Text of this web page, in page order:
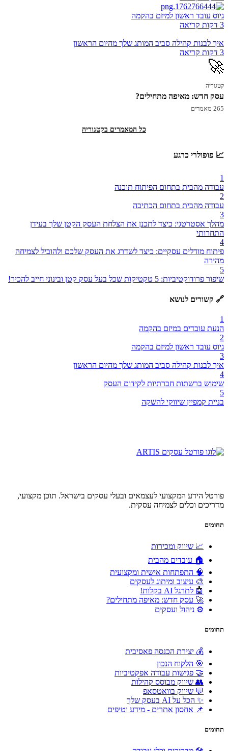
גיוס עובד ראשון למיזם בהקמה
3 דקות קריאה
איך לבנות קהילה סביב המותג שלך מהיום הראשון
3 דקות קריאה
🚀
קטגוריה
עסק חדש: מאיפה מתחילים?
265 מאמרים
כל המאמרים בקטגוריה
📈 פופולרי כרגע
1
עבודה מהבית בתחום הפיתוח תוכנה
2
עבודה מהבית בתחום הכתיבה
3
מהלך אסטרטגי: כיצד לתכנן את הצלחת העסק הקטן שלך בעידן
התחרותי
4
פיתוח מודלים עסקיים: כיצד לשדרג את העסק שלכם ולהוביל לצמיחה
מהירה
5
שיפור פרודוקטיביות: 5 טקטיקות שכל בעל עסק קטן ובינוני חייב להכיר!
🔗 קשורים לנושא
1
הנעת עובדים במיזם בהקמה
2
גיוס עובד ראשון למיזם בהקמה
3
איך לבנות קהילה סביב המותג שלך מהיום הראשון
4
שימוש ברשתות חברתיות לקידום העסק
5
בניית קמפיין שיווקי להשקה
פורטל הידע המקצועי לעצמאים ובעלי עסקים בישראל. תוכן מקצועי,
מדריכים וכלים לצמיחה עסקית.
תחומים
📈 שיווק ומכירות
🏠 עובדים מהבית
🧠 התפתחות אישית ומקצועית
🎨 עיצוב ומיתוג לעסקים
🤖 לתרגל AI בקלות!
🚀 עסק חדש: מאיפה מתחילים?
⚙️ ניהול ועסקים
תחומים
💰 יצירת הכנסה פאסיבית
🎯 הלקוח הנכון
🤝 פגישות עבודה אפקטיביות
👥 שיווק מבוסס קהילות
💬 שיווק בוואטסאפ
✨ הכל על AI בעסק שלך
📌 אחסון אתרים - מידע וטיפים
תחומים